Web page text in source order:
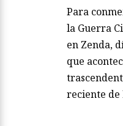
Para
la Guerra
en Zenda,
que
reciente de